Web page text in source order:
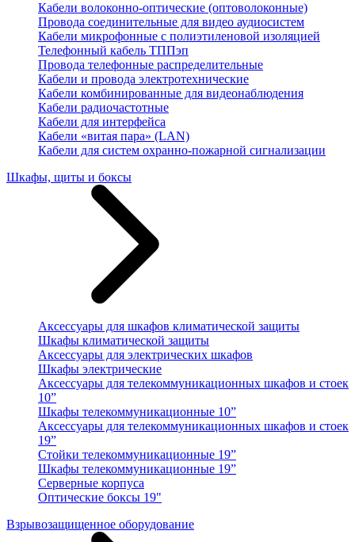
Кабели волоконно-оптические (оптоволоконные)
Провода соединительные для видео аудиосистем
Кабели микрофонные с полиэтиленовой изоляцией
Телефонный кабель ТППэп
Провода телефонные распределительные
Кабели и провода электротехнические
Кабели комбинированные для видеонаблюдения
Кабели радиочастотные
Кабели для интерфейса
Кабели «витая пара» (LAN)
Кабели для систем охранно-пожарной сигнализации
Шкафы, щиты и боксы
Аксессуары для шкафов климатической защиты
Шкафы климатической защиты
Аксессуары для электрических шкафов
Шкафы электрические
Аксессуары для телекоммуникационных шкафов и стоек
10”
Шкафы телекоммуникационные 10”
Аксессуары для телекоммуникационных шкафов и стоек
19”
Стойки телекоммуникационные 19”
Шкафы телекоммуникационные 19”
Серверные корпуса
Оптические боксы 19"
Взрывозащищенное оборудование